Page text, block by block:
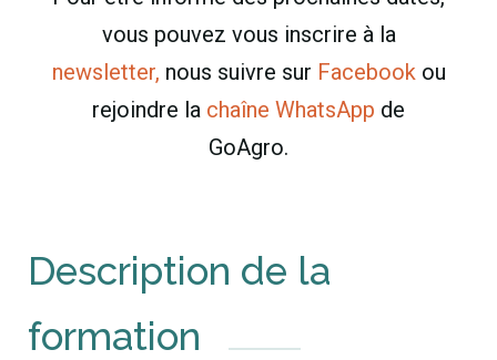
vous pouvez vous inscrire à la
newsletter, nous suivre sur Facebook ou
rejoindre la chaîne WhatsApp de
GoAgro.
Description de la
formation